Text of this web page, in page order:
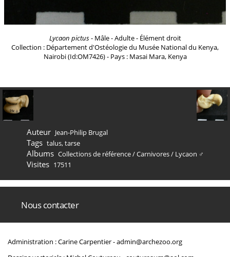
Lycaon pictus- Mâle - Adulte - Élément droit
Collection : Département d'Ostéologie du Musée National du Kenya,
Nairobi (Id:OM7426) - Pays : Masai Mara, Kenya
Auteur Jean-Philip Brugal
Tags talus,tarse
Albums Collections de référence/Carnivores/ Lycaon ♂
Visites 17511
Nous contacter
Administration : Carine Carpentier -admin@archezoo.org